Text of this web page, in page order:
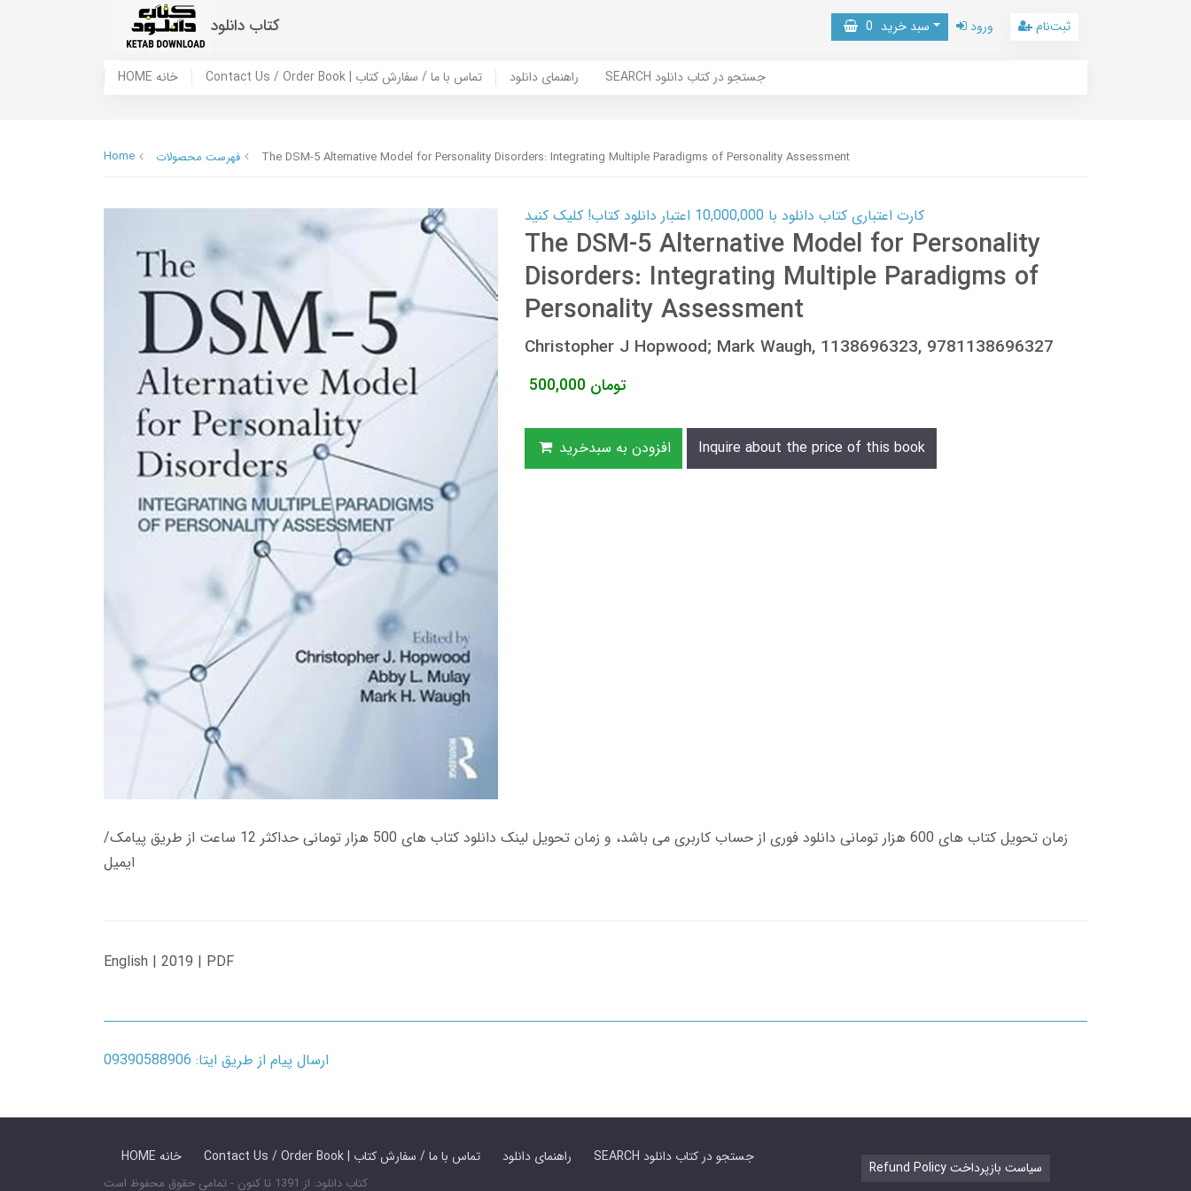
کتاب دانلود سبد خرید 0 ورود ثبت‌نام
HOME خانه Contact Us / Order Book | تماس با ما / سفارش کتاب راهنمای دانلود SEARCH جستجو در کتاب دانلود
Home فهرست محصولات The DSM-5 Alternative Model for Personality Disorders: Integrating Multiple Paradigms of Personality Assessment
کارت اعتباری کتاب دانلود با 10,000,000 اعتبار دانلود کتاب! کلیک کنید
The DSM-5 Alternative Model for Personality
Disorders: Integrating Multiple Paradigms of
Personality Assessment
Christopher J Hopwood; Mark Waugh, 1138696323, 9781138696327
500,000 تومان
افزودن به سبدخرید Inquire about the price of this book
زمان تحویل کتاب های 600 هزار تومانی دانلود فوری از حساب کاربری می باشد، و زمان تحویل لینک دانلود کتاب های 500 هزار تومانی حداکثر 12 ساعت از طریق پیامک/
ایمیل
English | 2019 | PDF
ارسال پیام از طریق ایتا: 09390588906
HOME خانه Contact Us / Order Book | تماس با ما / سفارش کتاب راهنمای دانلود SEARCH جستجو در کتاب دانلود
کتاب دانلود: از 1391 تا کنون - تمامی حقوق محفوظ است
Refund Policy سیاست بازپرداخت